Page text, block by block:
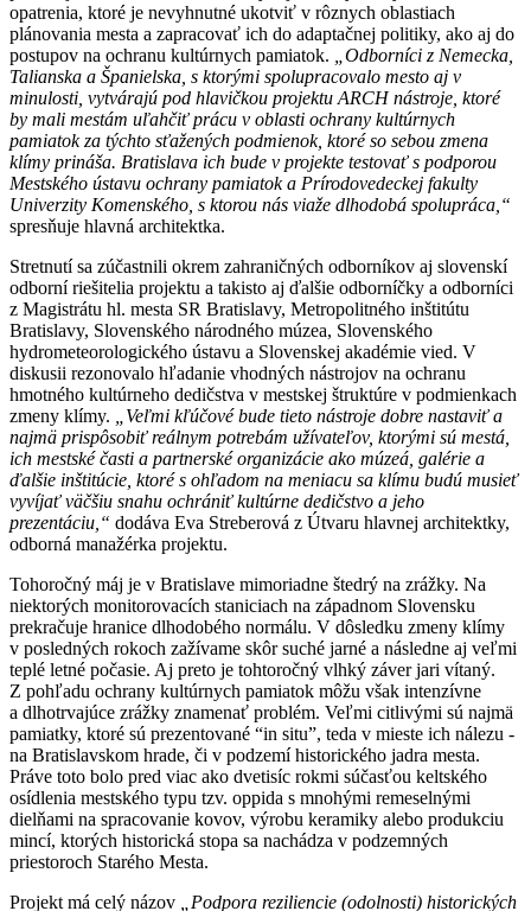
opatrenia, ktoré je nevyhnutné ukotviť v rôznych oblastiach
plánovania mesta a zapracovať ich do adaptačnej politiky, ako aj do
postupov na ochranu kultúrnych pamiatok.
„Odborníci z Nemecka,
Talianska a Španielska, s ktorými spolupracovalo mesto aj v
minulosti, vytvárajú pod hlavičkou projektu ARCH nástroje, ktoré
by mali mestám uľahčiť prácu v oblasti ochrany kultúrnych
pamiatok za týchto sťažených podmienok, ktoré so sebou zmena
klímy prináša. Bratislava ich bude v projekte testovať s podporou
Mestského ústavu ochrany pamiatok a Prírodovedeckej fakulty
Univerzity Komenského, s ktorou nás viaže dlhodobá spolupráca,“
spresňuje hlavná architektka.
Stretnutí sa zúčastnili okrem zahraničných odborníkov aj slovenskí
odborní riešitelia projektu a takisto aj ďalšie odborníčky a odborníci
z Magistrátu hl. mesta SR Bratislavy, Metropolitného inštitútu
Bratislavy, Slovenského národného múzea, Slovenského
hydrometeorologického ústavu a Slovenskej akadémie vied. V
diskusii rezonovalo hľadanie vhodných nástrojov na ochranu
hmotného kultúrneho dedičstva v mestskej štruktúre v podmienkach
zmeny klímy.
„Veľmi kľúčové bude tieto nástroje dobre nastaviť a
najmä prispôsobiť reálnym potrebám užívateľov, ktorými sú mestá,
ich mestské časti a partnerské organizácie ako múzeá, galérie a
ďalšie inštitúcie, ktoré s ohľadom na meniacu sa klímu budú musieť
vyvíjať väčšiu snahu ochrániť kultúrne dedičstvo a jeho
prezentáciu,“ dodáva Eva Streberová z Útvaru hlavnej architektky,
odborná manažérka projektu.
Tohoročný máj je v Bratislave mimoriadne štedrý na zrážky. Na
niektorých monitorovacích staniciach na západnom Slovensku
prekračuje hranice dlhodobého normálu. V dôsledku zmeny klímy
v posledných rokoch zažívame skôr suché jarné a následne aj veľmi
teplé letné počasie. Aj preto je tohtoročný vlhký záver jari vítaný.
Z pohľadu ochrany kultúrnych pamiatok môžu však intenzívne
a dlhotrvajúce zrážky znamenať problém. Veľmi citlivými sú najmä
pamiatky, ktoré sú prezentované “in situ”, teda v mieste ich nálezu -
na Bratislavskom hrade, či v podzemí historického jadra mesta.
Práve toto bolo pred viac ako dvetisíc rokmi súčasťou keltského
osídlenia mestského typu tzv. oppida s mnohými remeselnými
dielňami na spracovanie kovov, výrobu keramiky alebo produkciu
mincí, ktorých historická stopa sa nachádza v podzemných
priestoroch Starého Mesta.
Projekt má celý názov
„Podpora reziliencie (odolnosti) historických